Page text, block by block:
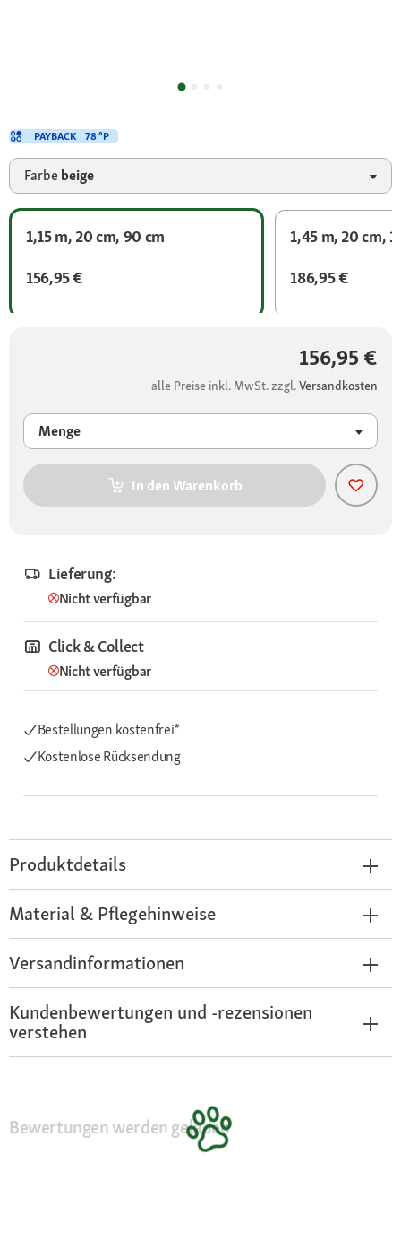
Farbe beige
1,15 m, 20 cm, 90 cm
156,95 €
1,45 m, 20 cm,
186,95 €
156,95 €
alle Preise inkl. MwSt. zzgl.Versandkosten
Menge
In den Warenkorb
Lieferung:
Nicht verfügbar
Click & Collect
Nicht verfügbar
Bestellungen kostenfrei*
Kostenlose Rücksendung
PAYBACK 78 °P
Produktdetails
Material & Pflegehinweise
Versandinformationen
Kundenbewertungen und -rezensionen
verstehen
Bewertungen werden geladen